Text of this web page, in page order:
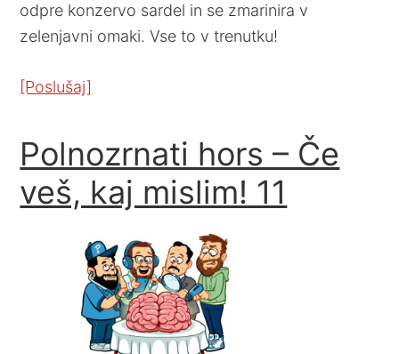
odpre konzervo sardel in se zmarinira v
zelenjavni omaki. Vse to v trenutku!
[Poslušaj]
Polnozrnati hors – Če
veš, kaj mislim! 11